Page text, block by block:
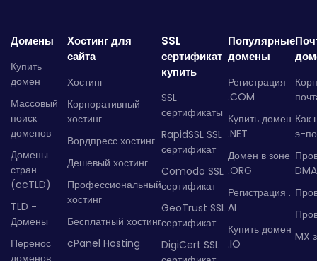
Домены
Купить
домен
Массовый
поиск
доменов
Домены
стран
(ccTLD)
TLD -
Домены
Перенос
Хостинг для
сайта
Хостинг
Корпоративный
хостинг
Вордпресс хостинг
Дешевый хостинг
Профессиональный
хостинг
Бесплатный хостинг
cPanel Hosting
SSL
сертификат
купить
SSL
сертификаты
RapidSSL SSL
сертификат
Comodo SSL
сертификат
GeoTrust SSL
сертификат
DigiCert SSL
Популярные
домены
Регистрация
.COM
Купить домен
.NET
Домен в зоне
.ORG
Регистрация .
AI
Купить домен
.IO
Как
э-
MX